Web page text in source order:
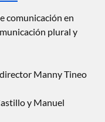
comunicación en
plural y
Manny Tineo
y Manuel